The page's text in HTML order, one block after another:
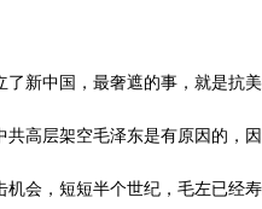
了新中国，最奢遮的事，就是抗
共高层架空毛泽东是有原因的，
机会，短短半个世纪，毛左已经